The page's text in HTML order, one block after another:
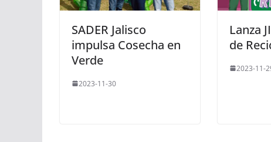
SADER Jalisco
impulsa Cosecha en
Verde
2023-11-30
Lanza
de
2023-11-